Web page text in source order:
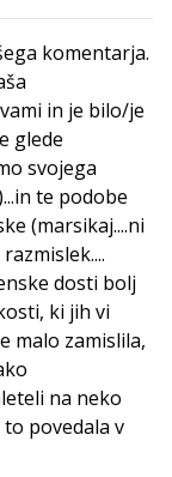
komentarja.
in je bilo/je
glede
svojega
te podobe
(marsikaj....ni
dosti bolj
ki jih vi
malo zamislila,
na neko
povedala v